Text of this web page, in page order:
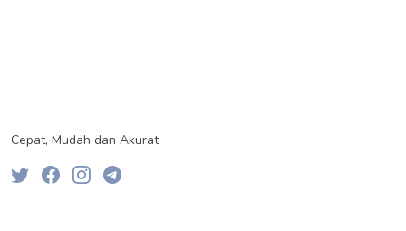
Cepat, Mudah dan Akurat